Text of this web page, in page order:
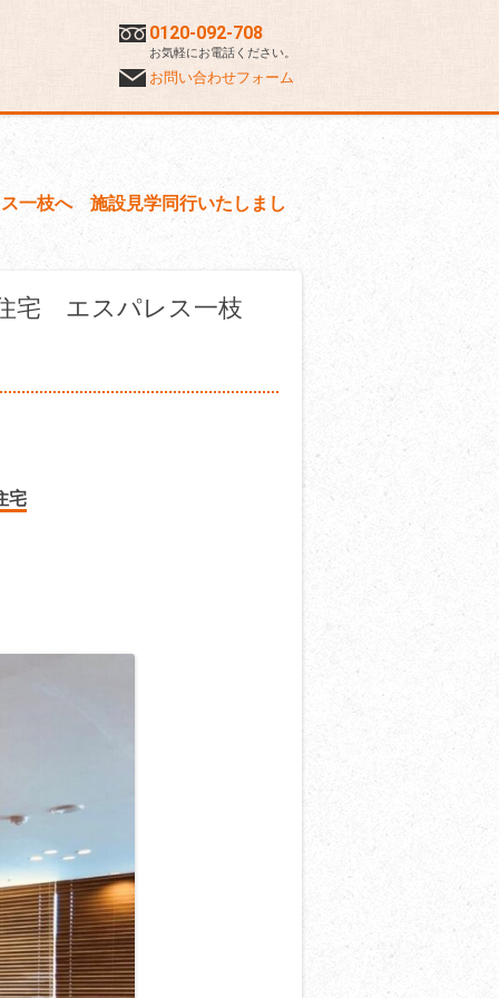
0120-092-708
お気軽にお電話ください。
お問い合わせフォーム
一枝へ 施設見学同行いたしまし
宅 エスパレス一枝
宅